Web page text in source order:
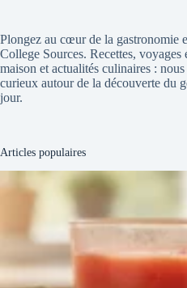
Plongez au cœur de la gastronomie
College Sources. Recettes,
maison et actualités culinaires :
curieux autour de la découverte du
jour.
Articles populaires